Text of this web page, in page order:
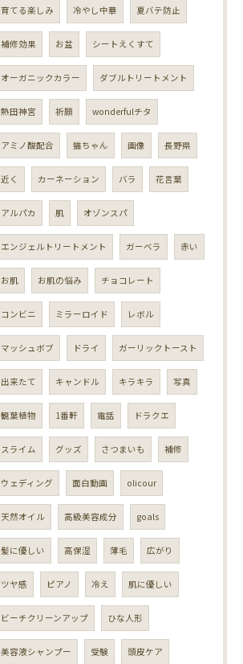
育てる楽しみ 冷やし中華 夏バテ防止
補修効果 お盆 シートえくすて
オーガニックカラー ダブルトリートメント
熱田神宮 祈願 wonderfulチタ
アミノ酸配合 猫ちゃん 画像 長野県
近く カーネーション バラ 花言葉
アルパカ 肌 オゾンスパ
エンジェルトリートメント ガーベラ 赤い
お肌 お肌の悩み チョコレート
コンビニ ミラーロイド レボル
マッシュボブ ドライ ガーリックトースト
出来たて キャンドル キラキラ 写真
観葉植物 1番軒 電話 ドラクエ
スライム グッズ さつまいも 補修
ウェディング 面白動画 olicour
天然オイル 高級美容成分 goals
髪に優しい 高保湿 薄毛 広がり
ツヤ感 ピアノ 冷え 肌に優しい
ビーチクリーンアップ ひな人形
美容液シャンプー 受験 頭皮ケア